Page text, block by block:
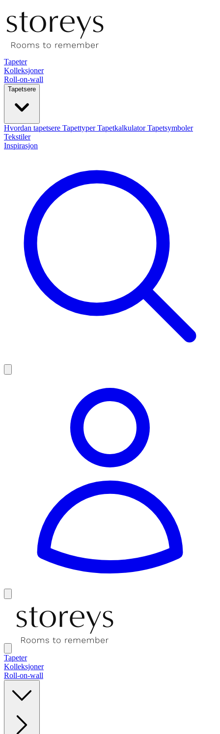
Tapeter
Kolleksjoner
Roll-on-wall
Tapetsere
Hvordan tapetsere TapettyperTapetkalkulatorTapetsymboler
Tekstiler
Inspirasjon
Tapeter
Kolleksjoner
Roll-on-wall